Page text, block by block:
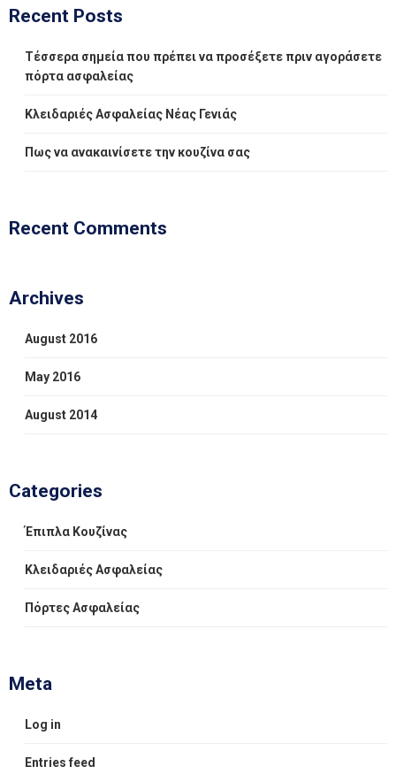
Recent Posts
Τέσσερα σημεία που πρέπει να προσέξετε πριν αγοράσετε
πόρτα ασφαλείας
Κλειδαριές Ασφαλείας Νέας Γενιάς
Πως να ανακαινίσετε την κουζίνα σας
Recent Comments
Archives
August 2016
May 2016
August 2014
Categories
Έπιπλα Κουζίνας
Κλειδαριές Ασφαλείας
Πόρτες Ασφαλείας
Meta
Log in
Entries feed